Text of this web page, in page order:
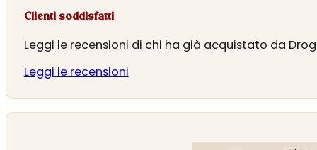
Clienti soddisfatti
Leggi le recensioni di chi ha già acquistato da
Leggi le recensioni